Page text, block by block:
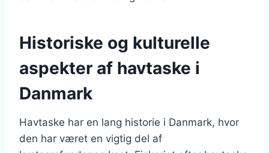
Historiske og kulturelle
aspekter af havtaske i
Danmark
Havtaske har en lang historie i Danmark, hvor
den har været en vigtig del af